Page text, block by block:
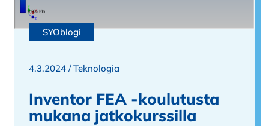
SYOblogi
4.3.2024 /Teknologia
Inventor FEA -koulutusta
mukana jatkokurssilla